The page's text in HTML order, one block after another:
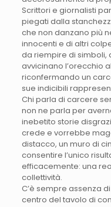
Scrittori e giornalisti
piegati dalla
che non danzano più
innocenti e di altri
da riempire di simboli,
avvicinano l’orecchio
riconfermando un
sue indicibili
Chi parla di carcere
non ne parla per
inebetito storie
crede e vorrebbe
distacco, un muro di
consentire l’unico
efficacemente: una
collettività.
C’è sempre assenza
centro del tavolo di